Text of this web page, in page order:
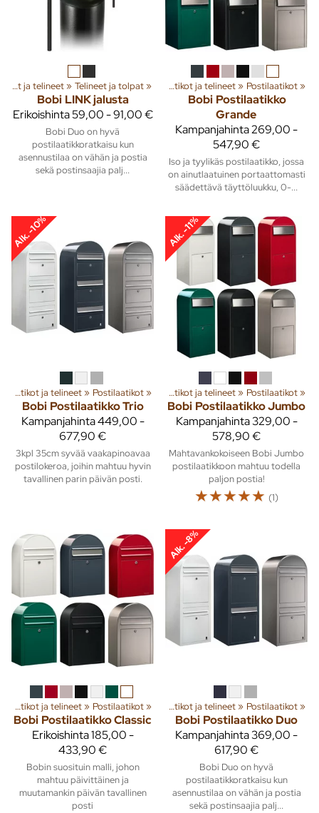
Postilaatikot ja telineet‪» Telineet ja tolpat‪»
Bobi LINK jalusta
Erikoishinta59,00 - 91,00 €
Bobi Duo on hyvä
postilaatikkoratkaisu kun
asennustilaa on vähän ja postia
sekä postinsaajia palj...
Pihalle‪»Kiinteistötarvikkeet‪» Postilaatikot ja telineet‪» Postilaatikot‪»
Bobi Postilaatikko
Grande
Kampanjahinta269,00 -
547,90 €
Iso ja tyylikäs postilaatikko, jossa
on ainutlaatuinen portaattomasti
säädettävä täyttöluukku, 0-...
Alk. -10%
Postilaatikot ja telineet‪» Postilaatikot‪»
Bobi Postilaatikko Trio
Kampanjahinta449,00 -
677,90 €
3kpl 35cm syvää vaakapinoavaa
postilokeroa, joihin mahtuu hyvin
tavallinen parin päivän posti.
Alk. -11%
Pihalle‪» Kiinteistötarvikkeet‪» Postilaatikot ja telineet‪» Postilaatikot‪»
Bobi Postilaatikko Jumbo
Kampanjahinta329,00 -
578,90 €
Mahtavankokoiseen Bobi Jumbo
postilaatikkoon mahtuu todella
paljon postia!
☆☆☆☆☆ (1)
Postilaatikot ja telineet‪» Postilaatikot‪»
Bobi Postilaatikko Classic
Erikoishinta185,00 -
433,90 €
Bobin suosituin malli, johon
mahtuu päivittäinen ja
muutamankin päivän tavallinen
posti
Alk. -8%
Pihalle‪» Kiinteistötarvikkeet‪» Postilaatikot ja telineet‪» Postilaatikot‪»
Bobi Postilaatikko Duo
Kampanjahinta369,00 -
617,90 €
Bobi Duo on hyvä
postilaatikkoratkaisu kun
asennustilaa on vähän ja postia
sekä postinsaajia palj...